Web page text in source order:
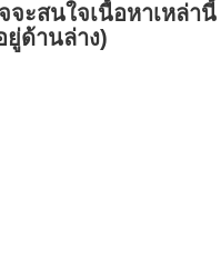
ะสนใจเนื้อหาเหล่านี้
ยู่ด้านล่าง)